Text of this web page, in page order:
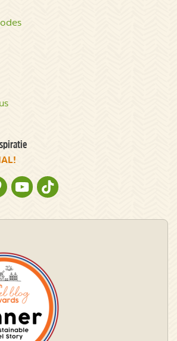
OP FACEBOOKOP INSTAGRAM
OP PINTEREST
NATURESCANNER OP YOUTUBE
NATURESCANNER OP TIKTOK